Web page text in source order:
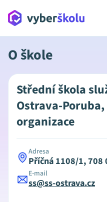
O škole
Střední škola
Ostrava-
organizace
Adresa
Příčná 1108/1, 708
E-mail
ss@ss-ostrava.cz